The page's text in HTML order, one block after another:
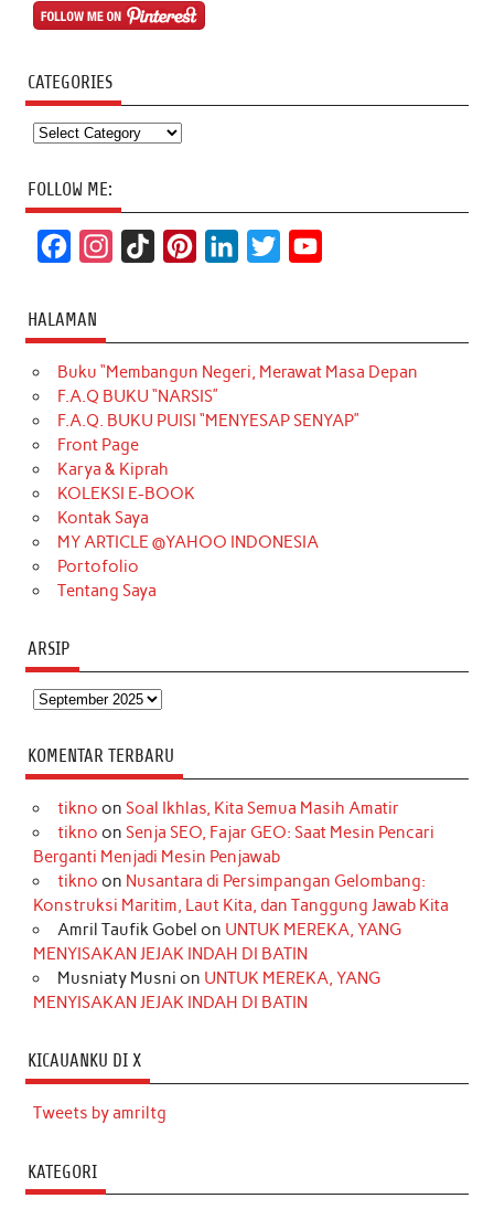
CATEGORIES
Categories
FOLLOW ME:
c
e
b
o
o
k
t
a
g
r
a
m
T
o
k
t
e
r
k
e
d
t
t
e
T
u
b
HALAMAN
Buku “Membangun Negeri, Merawat Masa Depan
F.A.Q BUKU “NARSIS”
F.A.Q. BUKU PUISI “MENYESAP SENYAP”
Front Page
Karya & Kiprah
KOLEKSI E-BOOK
Kontak Saya
MY ARTICLE @YAHOO INDONESIA
Portofolio
Tentang Saya
ARSIP
Arsip
KOMENTAR TERBARU
tikno on Soal Ikhlas, Kita Semua Masih Amatir
tikno on Senja SEO, Fajar GEO: Saat Mesin Pencari
Berganti Menjadi Mesin Penjawab
tikno on Nusantara di Persimpangan Gelombang:
Konstruksi Maritim, Laut Kita, dan Tanggung Jawab Kita
Amril Taufik Gobel on UNTUK MEREKA, YANG
MENYISAKAN JEJAK INDAH DI BATIN
Musniaty Musni on UNTUK MEREKA, YANG
MENYISAKAN JEJAK INDAH DI BATIN
KICAUANKU DI X
Tweets by amriltg
KATEGORI